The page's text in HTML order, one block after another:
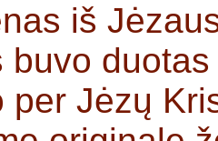
iš
buvo
per Jėzų